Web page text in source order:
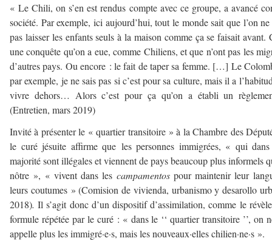
« Le Chili, on s’en est rendus compte avec ce groupe, a avancé
société. Par exemple, ici aujourd’hui, tout le monde sait que l’on
pas laisser les enfants seuls à la maison comme ça se faisait avant.
une conquête qu’on a eue, comme Chiliens, et que n’ont pas les
d’autres pays. Ou encore : le fait de taper sa femme. […] Le
par exemple, je ne sais pas si c’est pour sa culture, mais il a
vivre dehors… Alors c’est pour ça qu’on a établi un
(Entretien, mars 2019)
Invité à présenter le « quartier transitoire » à la Chambre des
le curé jésuite affirme que les personnes immigrées, « qui
majorité sont illégales et viennent de pays beaucoup plus informels
nôtre », « vivent dans les campamentospour maintenir leur
leurs coutumes » (Comision de vivienda, urbanismo y desarollo
2018). Il s’agit donc d’un dispositif d’assimilation, comme le
formule répétée par le curé : « dans le ‘‘ quartier transitoire ’’, on
appelle plus les immigré·e·s, mais les nouveaux·elles chilien·ne·s ».